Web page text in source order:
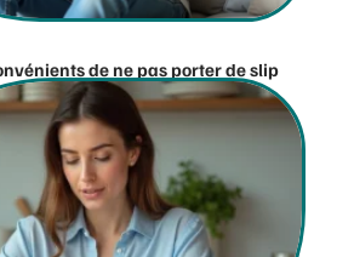
de ne pas porter de slip